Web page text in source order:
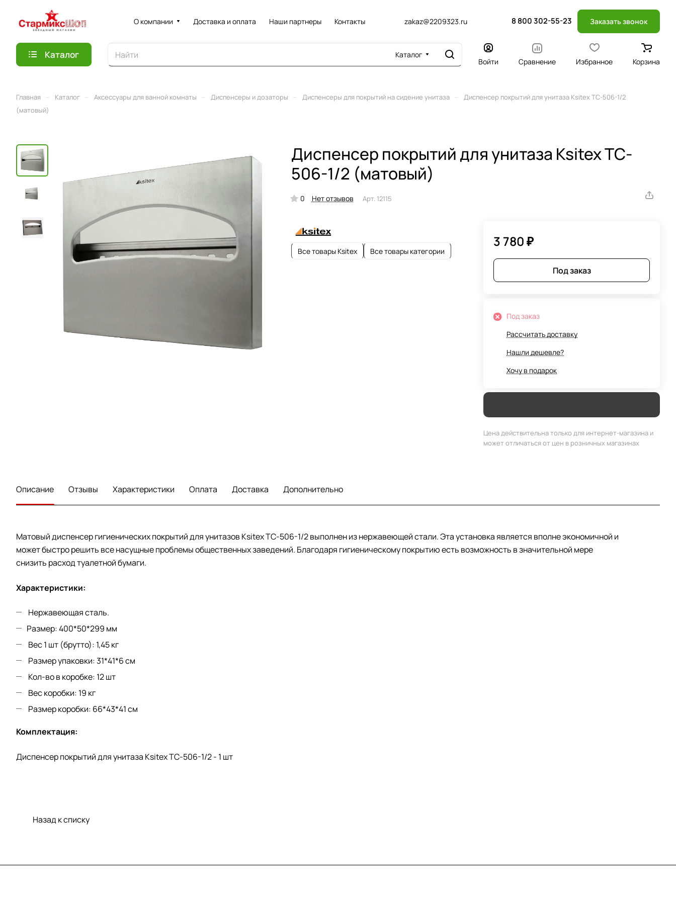
О компании Доставка и оплата Наши партнеры Контакты zakaz@2209323.ru 8 800 302-55-23 Заказать звонок
Каталог Каталог
Войти Сравнение Избранное Корзина
Главная Каталог Аксессуары для ванной комнаты Диспенсеры и дозаторы Диспенсеры для покрытий на сидение унитаза
Диспенсер покрытий для унитаза Ksitex TC-506-1/2
(матовый)
Диспенсер покрытий для унитаза Ksitex TC-
506-1/2 (матовый)
0 Нет отзывов Арт. 12115
Все товары Ksitex Все товары категории
3 780 ₽
Под заказ
Под заказ
Рассчитать доставку
Нашли дешевле?
Хочу в подарок
Цена действительна только для интернет-магазина и
может отличаться от цен в розничных магазинах
Описание Отзывы Характеристики Оплата Доставка Дополнительно
Матовый диспенсер гигиенических покрытий для унитазов Ksitex TC-506-1/2 выполнен из нержавеющей стали. Эта установка является вполне экономичной и
может быстро решить все насущные проблемы общественных заведений. Благодаря гигиеническому покрытию есть возможность в значительной мере
снизить расход туалетной бумаги.
Характеристики:
Нержавеющая сталь.
Размер: 400*50*299 мм
Вес 1 шт (брутто): 1,45 кг
Размер упаковки: 31*41*6 см
Кол-во в коробке: 12 шт
Вес коробки: 19 кг
Размер коробки: 66*43*41 см
Комплектация:
Диспенсер покрытий для унитаза Ksitex TC-506-1/2 - 1 шт
Назад к списку